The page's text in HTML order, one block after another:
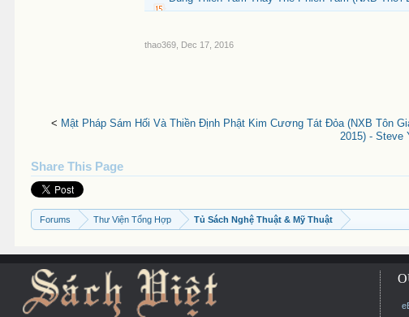
thao369 Dec 17, 2016
< Mật Pháp Sám Hối Và Thiền Định Phật Kim Cương Tát Đỏa (NXB Tôn
2015) - Steve
Share This Page
Forums Thư Viện Tổng Hợp Tủ Sách Nghệ Thuật & Mỹ Thuật